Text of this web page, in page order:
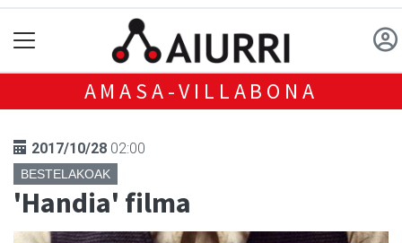
AMASA-VILLABONA
2017/10/28 02:00
BESTELAKOAK
'Handia' filma